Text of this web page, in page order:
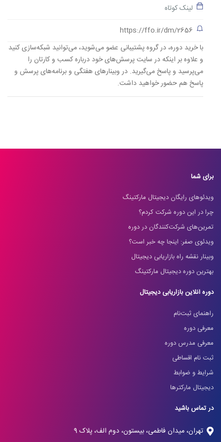
لینک کوتاه
https://ffo.ir/dm/2656
با خرید دوره، در گروه پشتیبانی عضو می‌شوید، می‌توانید شبکه‌سازی کنید
و علاوه بر اینکه در سایت پرسش‌های خود درباره کسب و کارتان را
می‌پرسید و پاسخ می‌گیرید. در وبینارهای هفتگی و برنامه‌های پرسش و
پاسخ هم حضور خواهید داشت.
برای شما
ویدئوهای رایگان دیجیتال مارکتینگ
چرا در این دوره شرکت کردم؟
تمرین‌های شرکت‌کنندگان در دوره
ویدئوی صفر: اینجا چه خبر است؟
وبینار نقشه راه بازاریابی دیجیتال
بهترین دوره دیجیتال مارکتینگ
دوره آنلاین بازاریابی دیجیتال
راهنمای ثبت‌نام
معرفی دوره
معرفی مدرس دوره
ثبت نام اقساطی
شرایط و ضوابط
دیجیتال مارکترها
در تماس باشید
تهران، میدان فاطمی، بیستون، دوم الف، پلاک 9